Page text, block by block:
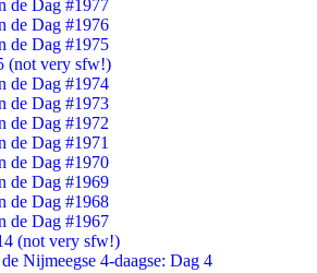
de Dag #1977
de Dag #1976
de Dag #1975
(not very sfw!)
de Dag #1974
de Dag #1973
de Dag #1972
de Dag #1971
de Dag #1970
de Dag #1969
de Dag #1968
de Dag #1967
(not very sfw!)
Nijmeegse 4-daagse: Dag 4